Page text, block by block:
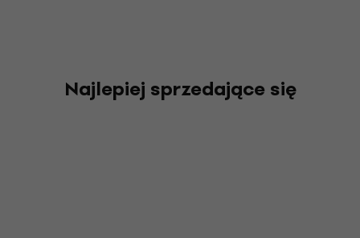
Najlepiej sprzedające się